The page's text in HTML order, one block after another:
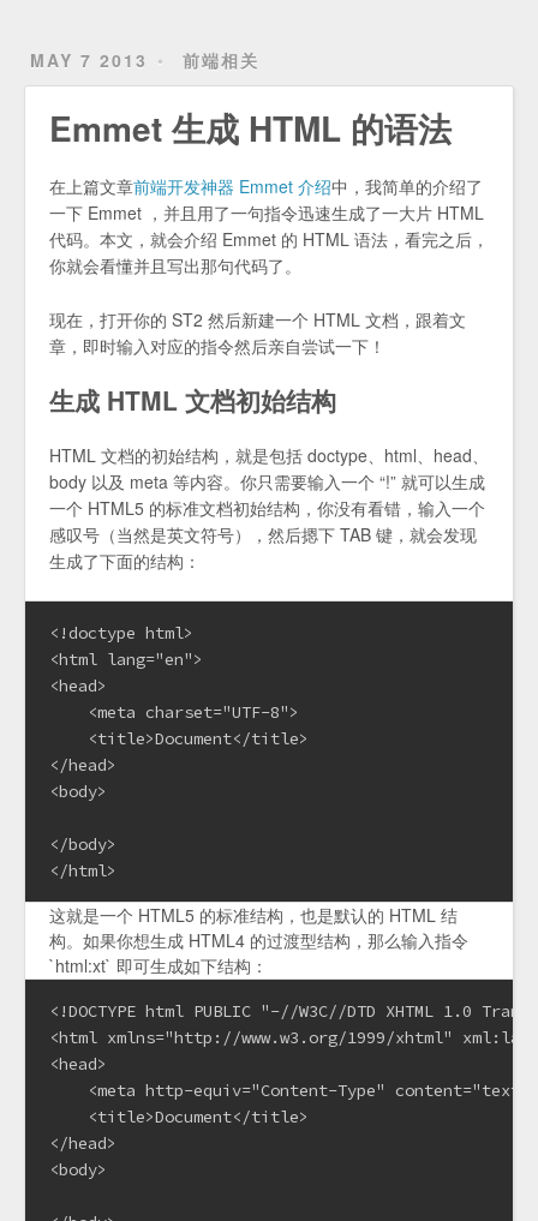
MAY 7 2013 前端相关
Emmet 生成 HTML 的语法
在上篇文章前端开发神器 Emmet 介绍中，我简单的介绍了
一下 Emmet ，并且用了一句指令迅速生成了一大片 HTML
代码。本文，就会介绍 Emmet 的 HTML 语法，看完之后，
你就会看懂并且写出那句代码了。
现在，打开你的 ST2 然后新建一个 HTML 文档，跟着文
章，即时输入对应的指令然后亲自尝试一下！
生成 HTML 文档初始结构
HTML 文档的初始结构，就是包括 doctype、html、head、
body 以及 meta 等内容。你只需要输入一个 “!” 就可以生成
一个 HTML5 的标准文档初始结构，你没有看错，输入一个
感叹号（当然是英文符号），然后摁下 TAB 键，就会发现
生成了下面的结构：
<!doctype html>
<html lang="en">
<head>
    <meta charset="UTF-8">
    <title>Document</title>
</head>
<body>
</body>
</html>
这就是一个 HTML5 的标准结构，也是默认的 HTML 结
构。如果你想生成 HTML4 的过渡型结构，那么输入指令
`html:xt` 即可生成如下结构：
<!DOCTYPE html PUBLIC "-//W3C//DTD XHTML 1.0
<html xmlns="http://www.w3.org/1999/xhtml"
<head>
<meta http-equiv="Content-Type" content="text/
    <title>Document</title>
</head>
<body>